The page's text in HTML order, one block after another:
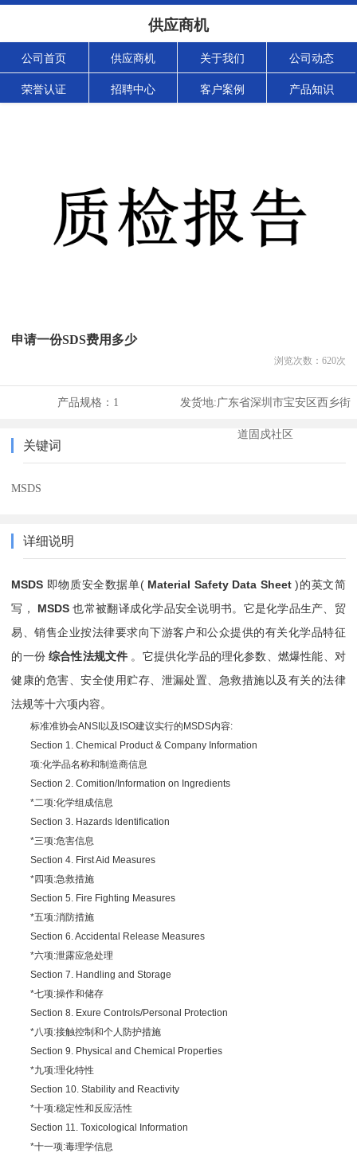
供应商机
公司首页 供应商机 关于我们 公司动态
荣誉认证 招聘中心 客户案例 产品知识
申请一份SDS费用多少
浏览次数： 620次
产品规格： 1 发货地:广东省深圳市宝安区西乡街
道固戍社区
关键词
MSDS
详细说明
MSDS 即物质安全数据单( Material Safety Data Sheet)的英文简
写， MSDS 也常被翻译成化学品安全说明书。它是化学品生产、贸
易、销售企业按法律要求向下游客户和公众提供的有关化学品特征
的一份综合性法规文件 。它提供化学品的理化参数、燃爆性能、对
健康的危害、安全使用贮存、泄漏处置、急救措施以及有关的法律
法规等十六项内容。
标准准协会ANSI以及ISO建议实行的MSDS内容:
Section 1. Chemical Product & Company Information
项:化学品名称和制造商信息
Section 2. Comition/Information on Ingredients
*二项:化学组成信息
Section 3. Hazards Identification
*三项:危害信息
Section 4. First Aid Measures
*四项:急救措施
Section 5. Fire Fighting Measures
*五项:消防措施
Section 6. Accidental Release Measures
*六项:泄露应急处理
Section 7. Handling and Storage
*七项:操作和储存
Section 8. Exure Controls/Personal Protection
*八项:接触控制和个人防护措施
Section 9. Physical and Chemical Properties
*九项:理化特性
Section 10. Stability and Reactivity
*十项:稳定性和反应活性
Section 11. Toxicological Information
*十一项:毒理学信息